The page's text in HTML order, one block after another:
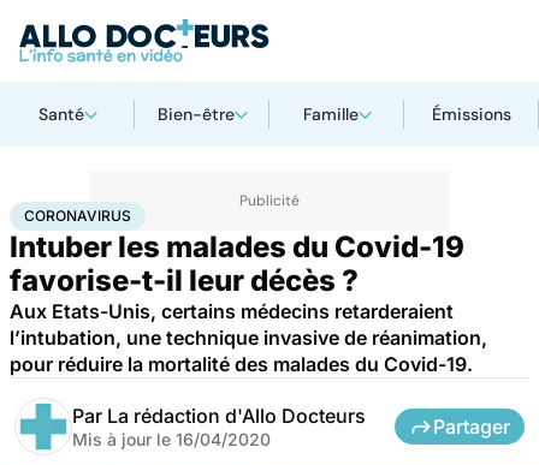
Santé Bien-être Famille Émissions
AccueilSantéMaladies Coronavirus
CORONAVIRUS
Intuber les malades du Covid-19
favorise-t-il leur décès ?
Aux Etats-Unis, certains médecins retarderaient
l’intubation, une technique invasive de réanimation,
pour réduire la mortalité des malades du Covid-19.
Par La rédaction d'Allo Docteurs
Mis à jour le 16/04/2020
Partager